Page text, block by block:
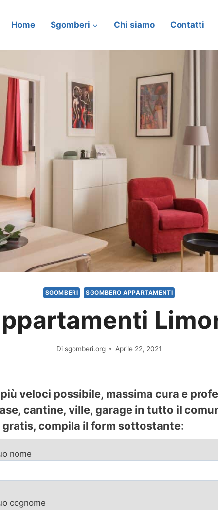
Home Sgomberi Chi siamo Contatti
SGOMBERI SGOMBERO APPARTAMENTI
Di sgomberi.org Aprile 22, 2021
veloci possibile, massima cura e
cantine, ville, garage in tutto il
compila il form sottostante:
nome
cognome